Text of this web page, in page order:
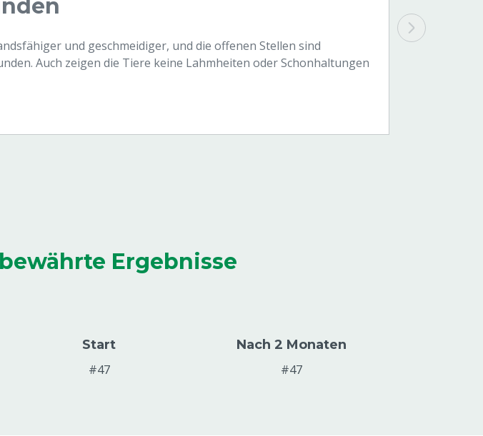
und geschmeidiger, und die offenen Stellen sind
Auch zeigen die Tiere keine Lahmheiten oder Schonhaltungen
Ergebnisse
Start
#47
Nach 2 Monaten
#47